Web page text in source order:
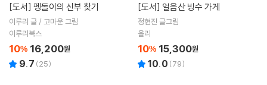
[도서] 펭돌이의 신부 찾기
이루리 글 / 고마운 그림
이루리북스
10% 16,200원
9.7 (25)
[도서] 얼음산 빙수 가게
정현진 글그림
올리
10% 15,300원
10.0 (79)